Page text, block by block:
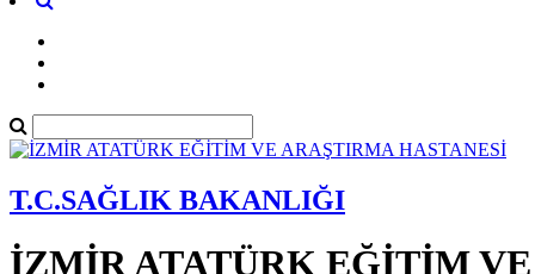
T.C.SAĞLIK BAKANLIĞI
İZMİR ATATÜRK EĞİTİM